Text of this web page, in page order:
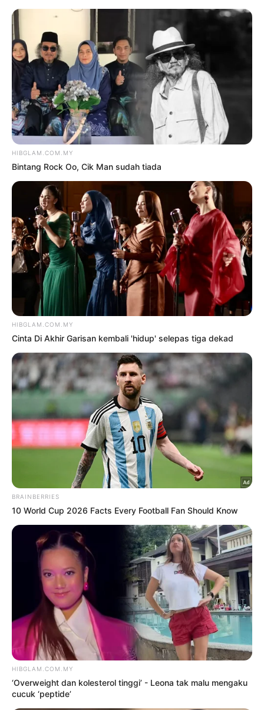
TAG: CYRUS
Hiburan Hollywood
MILEY CYRUS, SELENA
GOMEZ TIDAK LAGI
olehHANISAH SELAMAT
TERKINI
‘Overweight dan kolesterol
tinggi’ – Leona tak malu
mengaku cucuk ‘peptide’
9 Ogos 2026
Tak terkena ‘badi anugerah’,
Sweet Qismina percaya pada
9 Ogos 2026